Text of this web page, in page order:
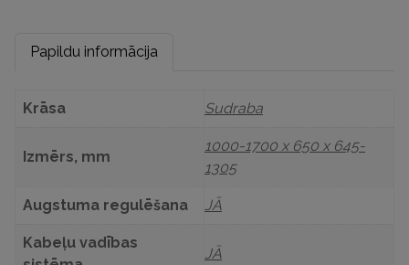
Papildu informācija
Krāsa Sudraba
Izmērs, mm
1000-1700 x 650 x 645-
1305
Augstuma regulēšana JĀ
Kabeļu vadības
JĀ